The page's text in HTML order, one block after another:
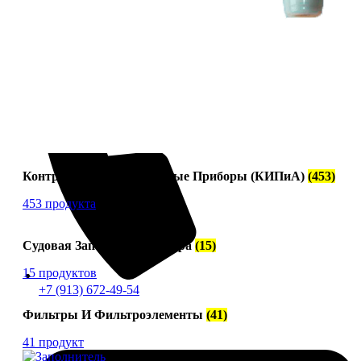
+7 (913) 672-49-54
Контрольно-Измерительные Приборы (КИПиА) (453)
453 продукта
Судовая Запорная Арматура(15)
15 продуктов
Фильтры И Фильтроэлементы (41)
41 продукт